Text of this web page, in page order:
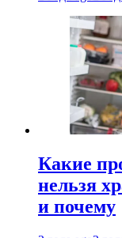
Какие
нельзя
и почему